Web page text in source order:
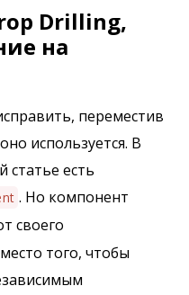
Drilling,
на
переместив
используется. В
есть
. Но компонент
своего
того, чтобы